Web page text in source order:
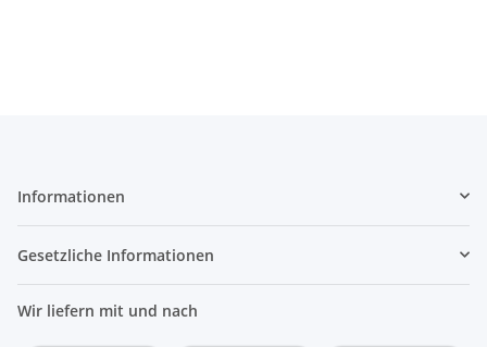
Informationen
Gesetzliche Informationen
Wir liefern mit und nach